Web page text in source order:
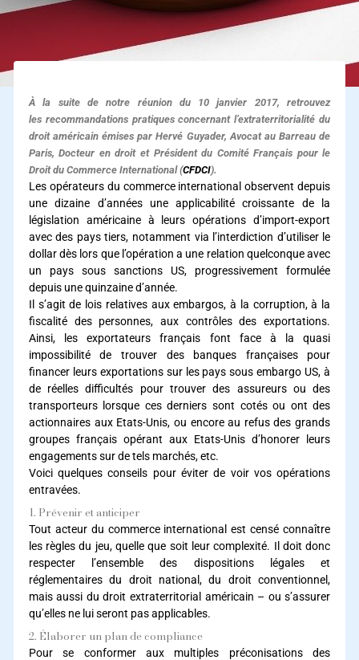
À la suite de notre réunion du 10 janvier 2017, retrouvez
les recommandations pratiques concernant l’extraterritorialité du
droit américain émises par Hervé Guyader, Avocat au Barreau de
Paris, Docteur en droit et Président du Comité Français pour le
Droit du Commerce International (CFDCI).
Les opérateurs du commerce international observent depuis
une dizaine d’années une applicabilité croissante de la
législation américaine à leurs opérations d’import-export
avec des pays tiers, notamment via l’interdiction d’utiliser le
dollar dès lors que l’opération a une relation quelconque avec
un pays sous sanctions US, progressivement formulée
depuis une quinzaine d’année.
Il s’agit de lois relatives aux embargos, à la corruption, à la
fiscalité des personnes, aux contrôles des exportations.
Ainsi, les exportateurs français font face à la quasi
impossibilité de trouver des banques françaises pour
financer leurs exportations sur les pays sous embargo US, à
de réelles difficultés pour trouver des assureurs ou des
transporteurs lorsque ces derniers sont cotés ou ont des
actionnaires aux Etats-Unis, ou encore au refus des grands
groupes français opérant aux Etats-Unis d’honorer leurs
engagements sur de tels marchés, etc.
Voici quelques conseils pour éviter de voir vos opérations
entravées.
1. Prévenir et anticiper
Tout acteur du commerce international est censé connaître
les règles du jeu, quelle que soit leur complexité. Il doit donc
respecter l’ensemble des dispositions légales et
réglementaires du droit national, du droit conventionnel,
mais aussi du droit extraterritorial américain – ou s’assurer
qu’elles ne lui seront pas applicables.
2. Élaborer un plan de compliance
Pour se conformer aux multiples préconisations des